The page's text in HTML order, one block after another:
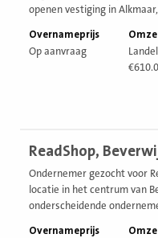
openen vestiging in
Overnameprijs
Op aanvraag
ReadShop,
Ondernemer gezocht voor
locatie in het centrum van
onderscheidende
Overnameprijs
vestiging